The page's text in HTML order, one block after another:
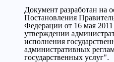
Документ разработан на
Постановления
Федерации от 16 мая
утверждении
исполнения
административных
государственных услуг".